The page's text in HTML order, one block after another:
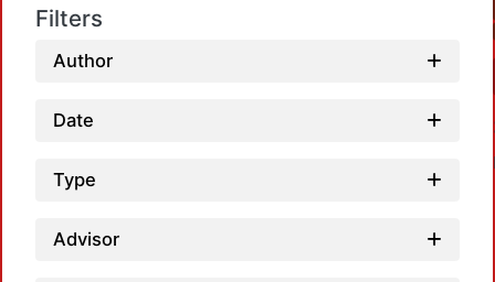
Filters
Author
Date
Type
Advisor